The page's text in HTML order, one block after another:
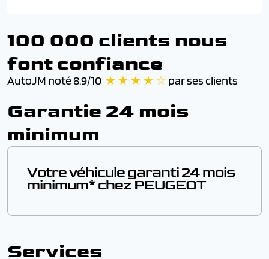
100 000 clients nous
font confiance
AutoJM noté 8.9/10 ★ ★ ★ ★ ☆ par ses clients
Garantie 24 mois
minimum
Votre véhicule garanti 24 mois
minimum* chez PEUGEOT
En achetant un vehicule sous garantie chez AutoJM,
dans la fiche véhicule). Les travaux couverts par la
Services